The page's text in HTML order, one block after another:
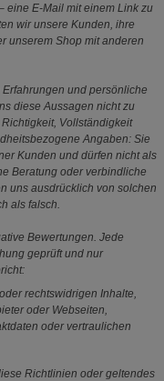
eine E-Mail mit einem Link zu
wir unsere Kunden, ihre
unserem Shop mit anderen
und persönliche
diese Aussagen nicht zu
Vollständigkeit
Angaben: Sie
Kunden und dürfen nicht als
Beratung oder verbindliche
uns ausdrücklich von solchen
als falsch.
Bewertungen. Jede
geprüft und nur
rechtswidrigen Inhalte,
oder Webseiten,
oder vertraulichen
Richtlinien oder geltendes